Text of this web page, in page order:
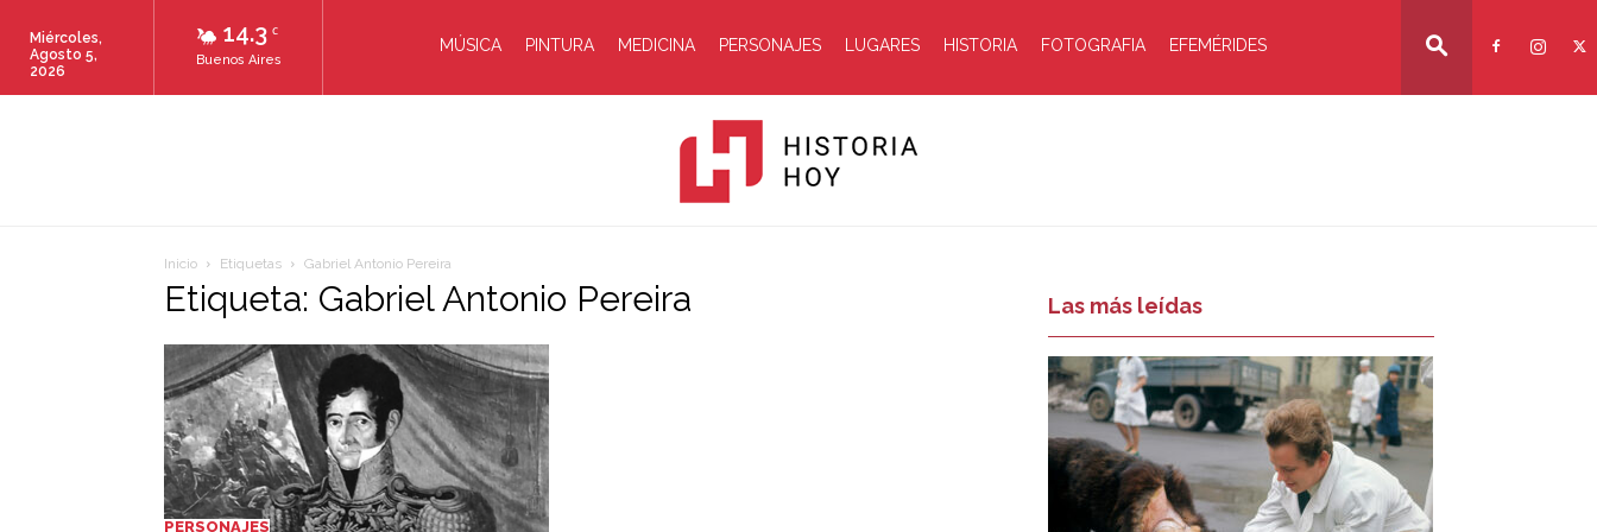
14.3 C
Buenos Aires
Miércoles,
Agosto 5,
2026
MÚSICA PINTURA MEDICINA PERSONAJES LUGARES HISTORIA FOTOGRAFIA EFEMÉRIDES
Inicio Etiquetas Gabriel Antonio Pereira
Etiqueta: Gabriel Antonio Pereira
PERSONAJES
Las más leídas